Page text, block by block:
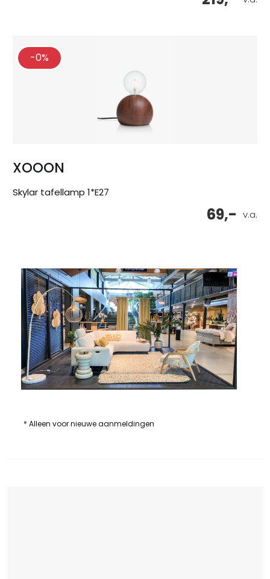
-0%
XOOON
Skylar tafellamp 1*E27
v.a.
69,-
* Alleen voor nieuwe aanmeldingen